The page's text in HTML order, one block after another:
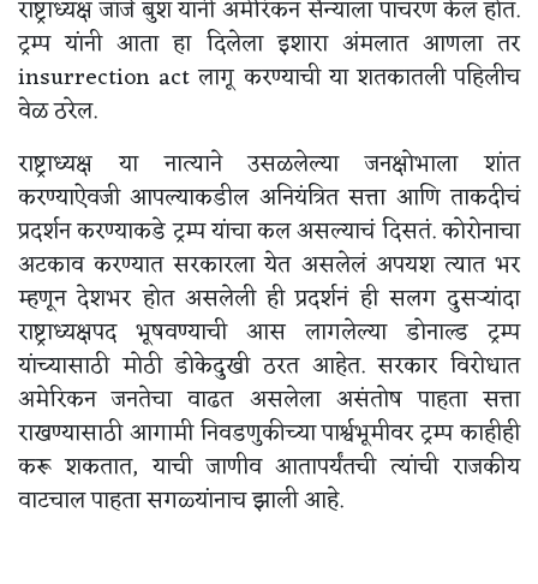
राष्ट्राध्यक्ष जॉर्ज बुश यांनी अमेरिकन सैन्याला पाचरण केलं होतं.
ट्रम्प यांनी आता हा दिलेला इशारा अंमलात आणला तर
insurrection act लागू करण्याची या शतकातली पहिलीच
वेळ ठरेल.
राष्ट्राध्यक्ष या नात्याने उसळलेल्या जनक्षोभाला शांत
करण्याऐवजी आपल्याकडील अनियंत्रित सत्ता आणि ताकदीचं
प्रदर्शन करण्याकडे ट्रम्प यांचा कल असल्याचं दिसतं. कोरोनाचा
अटकाव करण्यात सरकारला येत असलेलं अपयश त्यात भर
म्हणून देशभर होत असलेली ही प्रदर्शनं ही सलग दुसऱ्यांदा
राष्ट्राध्यक्षपद भूषवण्याची आस लागलेल्या डोनाल्ड ट्रम्प
यांच्यासाठी मोठी डोकेदुखी ठरत आहेत. सरकार विरोधात
अमेरिकन जनतेचा वाढत असलेला असंतोष पाहता सत्ता
राखण्यासाठी आगामी निवडणुकीच्या पार्श्वभूमीवर ट्रम्प काहीही
करू शकतात, याची जाणीव आतापर्यंतची त्यांची राजकीय
वाटचाल पाहता सगळ्यांनाच झाली आहे.